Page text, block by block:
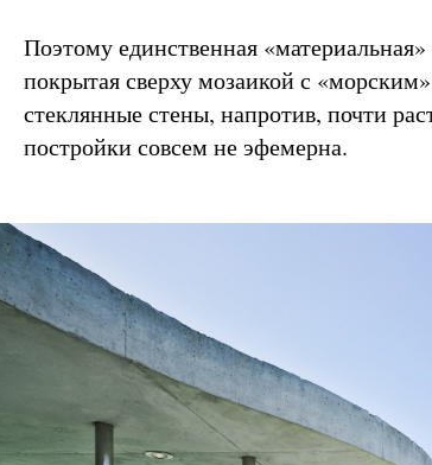
Поэтому единственная
покрытая сверху мозаикой с
стеклянные стены, напротив, почти
постройки совсем не эфемерна.